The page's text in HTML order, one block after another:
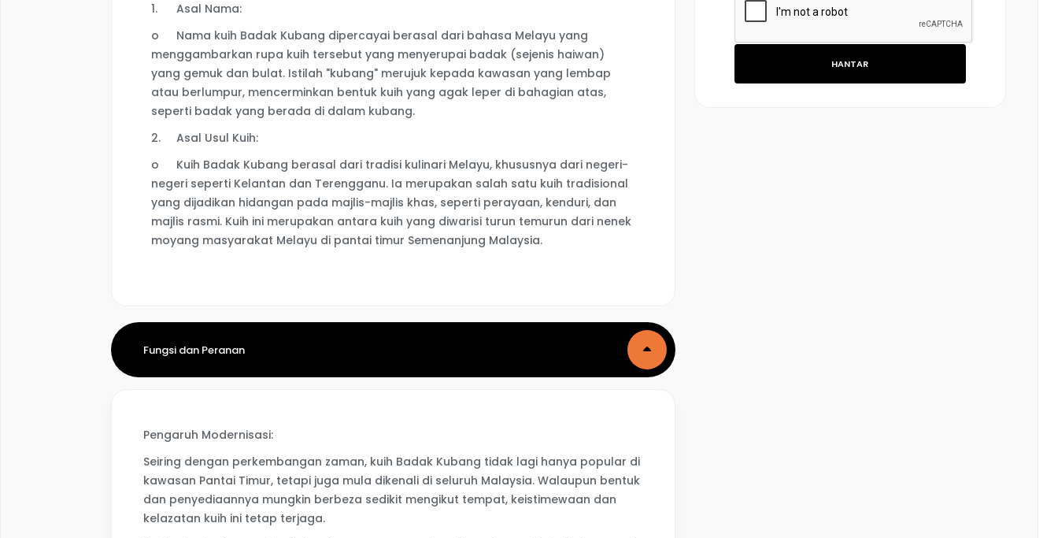
1.
Asal Nama:
o
Nama kuih Badak Kubang dipercayai berasal dari bahasa Melayu yang
menggambarkan rupa kuih tersebut yang menyerupai badak (sejenis haiwan)
yang gemuk dan bulat. Istilah "kubang" merujuk kepada kawasan yang lembap
atau berlumpur, mencerminkan bentuk kuih yang agak leper di bahagian atas,
seperti badak yang berada di dalam kubang.
2.
Asal Usul Kuih:
o
Kuih Badak Kubang berasal dari tradisi kulinari Melayu, khususnya dari negeri-
negeri seperti Kelantan dan Terengganu. Ia merupakan salah satu kuih tradisional
yang dijadikan hidangan pada majlis-majlis khas, seperti perayaan, kenduri, dan
majlis rasmi. Kuih ini merupakan antara kuih yang diwarisi turun temurun dari nenek
moyang masyarakat Melayu di pantai timur Semenanjung Malaysia.
Fungsi dan Peranan
Pengaruh Modernisasi:
Seiring dengan perkembangan zaman, kuih Badak Kubang tidak lagi hanya popular di
kawasan Pantai Timur, tetapi juga mula dikenali di seluruh Malaysia. Walaupun bentuk
dan penyediaannya mungkin berbeza sedikit mengikut tempat, keistimewaan dan
kelazatan kuih ini tetap terjaga.
HANTAR